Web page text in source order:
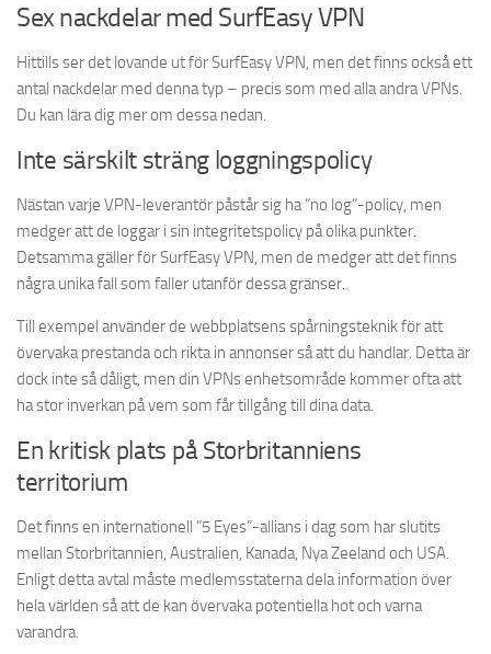
Sex nackdelar med SurfEasy VPN
Hittills ser det lovande ut för SurfEasy VPN, men det finns också ett
antal nackdelar med denna typ – precis som med alla andra VPNs.
Du kan lära dig mer om dessa nedan.
Inte särskilt sträng loggningspolicy
Nästan varje VPN-leverantör påstår sig ha ”no log”-policy, men
medger att de loggar i sin integritetspolicy på olika punkter.
Detsamma gäller för SurfEasy VPN, men de medger att det finns
några unika fall som faller utanför dessa gränser.
Till exempel använder de webbplatsens spårningsteknik för att
övervaka prestanda och rikta in annonser så att du handlar. Detta är
dock inte så dåligt, men din VPNs enhetsområde kommer ofta att
ha stor inverkan på vem som får tillgång till dina data.
En kritisk plats på Storbritanniens
territorium
Det finns en internationell ”5 Eyes”-allians i dag som har slutits
mellan Storbritannien, Australien, Kanada, Nya Zeeland och USA.
Enligt detta avtal måste medlemsstaterna dela information över
hela världen så att de kan övervaka potentiella hot och varna
varandra.